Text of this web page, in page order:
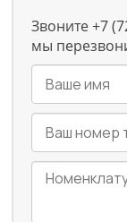
Звоните +7
мы